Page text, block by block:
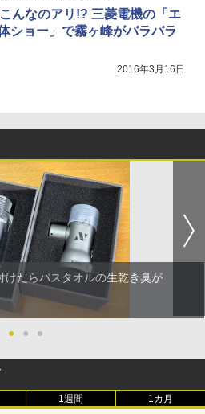
んなのアリ!? 三菱電機の「エ
ショー」で霧ヶ峰がバラバラ
2016年3月16日
けたらバスタオルの生乾き臭が
● ● ●
1週間 1カ月